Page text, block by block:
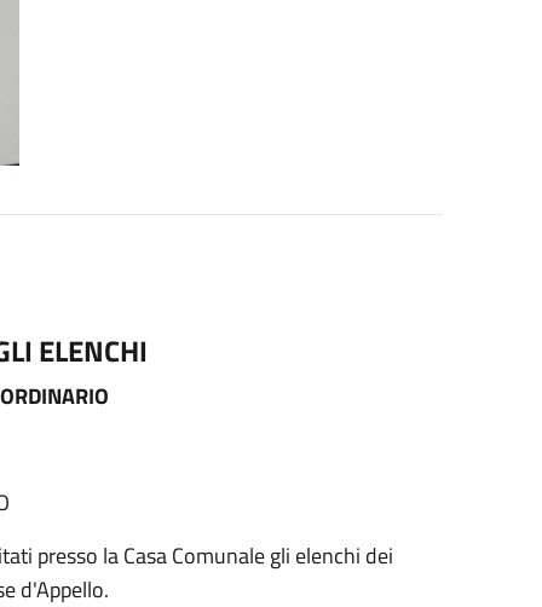
ELENCHI
presso la Casa Comunale gli elenchi dei
d'Appello.